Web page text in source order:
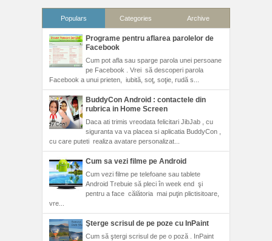
Populars Categories Archive
Programe pentru aflarea parolelor de
Facebook
Cum pot afla sau sparge parola unei persoane
pe Facebook . Vrei să descoperi parola
Facebook a unui prieten, iubită, soţ, soţie, rudă s...
BuddyCon Android : contactele din
rubrica in Home Screen
Daca ati trimis vreodata felicitari JibJab , cu
siguranta va va placea si aplicatia BuddyCon ,
cu care puteti realiza avatare personalizat...
Cum sa vezi filme pe Android
Cum vezi filme pe telefoane sau tablete
Android Trebuie să pleci în week end şi
pentru a face călătoria mai puţin plictisitoare,
vre...
Şterge scrisul de pe poze cu InPaint
Cum să ştergi scrisul de pe o poză . InPaint